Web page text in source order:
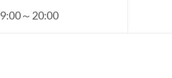
9:00～20:00